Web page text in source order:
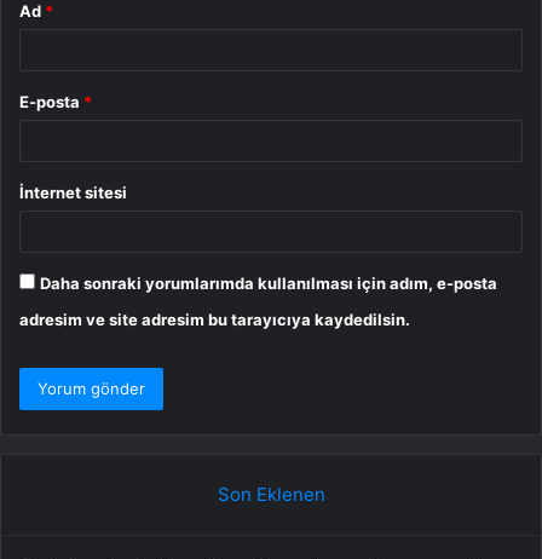
Ad *
E-posta *
İnternet sitesi
Daha sonraki yorumlarımda kullanılması için adım, e-posta
adresim ve site adresim bu tarayıcıya kaydedilsin.
Son Eklenen